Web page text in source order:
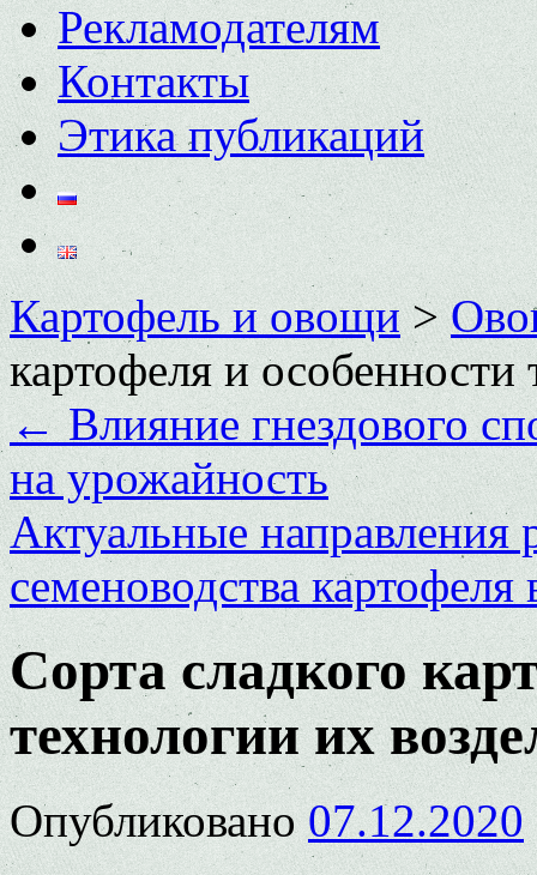
Рекламодателям
Контакты
Этика публикаций
Картофель и овощи>
картофеля и
←Влияние гнездового
на урожайность
Актуальные направления
семеноводства
Сорта сладкого
технологии их
Опубликовано 07.12.2020